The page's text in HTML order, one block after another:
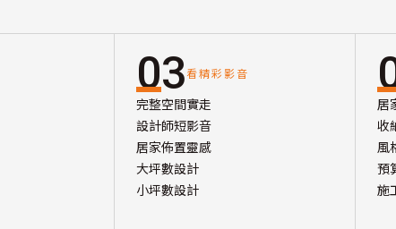
03看精彩影音
完整空間實走
設計師短影音
居家佈置靈感
大坪數設計
小坪數設計
居
收
風
預
施